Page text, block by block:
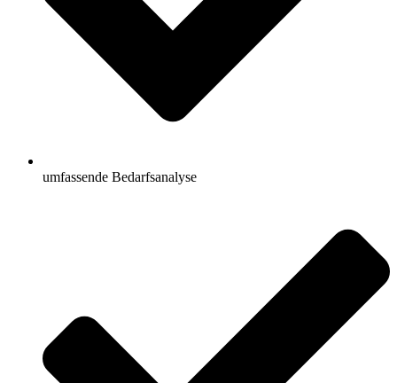
umfassende Bedarfsanalyse